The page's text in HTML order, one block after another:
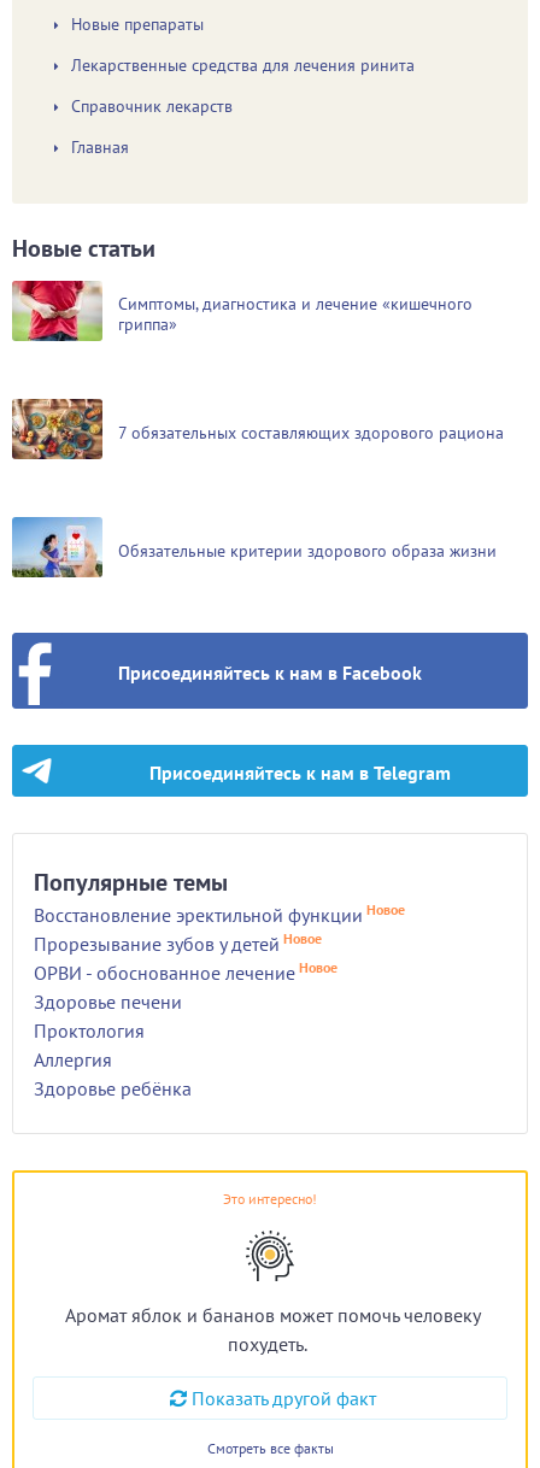
Новые препараты
Лекарственные средства для лечения ринита
Справочник лекарств
Главная
Новые статьи
Симптомы, диагностика и лечение «кишечного
гриппа»
7 обязательных составляющих здорового рациона
Обязательные критерии здорового образа жизни
Присоединяйтесь к нам в Facebook
Присоединяйтесь к нам в Telegram
Популярные темы
Восстановление эректильной функции Новое
Прорезывание зубов у детей Новое
ОРВИ - обоснованное лечение Новое
Здоровье печени
Проктология
Аллергия
Здоровье ребёнка
Это интересно!
Аромат яблок и бананов может помочь человеку
похудеть.
Показать другой факт
Смотреть все факты